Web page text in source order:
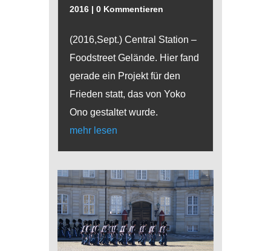
2016| 0 Kommentieren
(2016,Sept.) Central Station –
Foodstreet Gelände. Hier fand
gerade ein Projekt für den
Frieden statt, das von Yoko
Ono gestaltet wurde.
mehr lesen